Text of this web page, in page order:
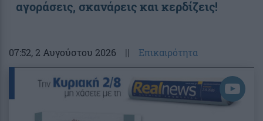
αγοράσεις, σκανάρεις και κερδίζεις!
07:52, 2 Αυγούστου 2026 || Επικαιρότητα